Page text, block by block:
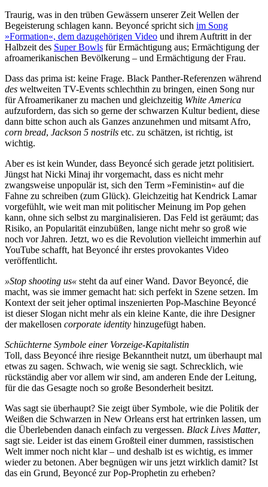
Traurig, was in den trüben Gewässern unserer Zeit Wellen der
Begeisterung schlagen kann. Beyoncé spricht sich im Song
»Formation«, dem dazugehörigen Video und ihrem Auftritt in der
Halbzeit des Super Bowls für Ermächtigung aus; Ermächtigung der
afroamerikanischen Bevölkerung – und Ermächtigung der Frau.
Dass das prima ist: keine Frage. Black Panther-Referenzen während
des weltweiten TV-Events schlechthin zu bringen, einen Song nur
für Afroamerikaner zu machen und gleichzeitig White America
aufzufordern, das sich so gerne der schwarzen Kultur bedient, diese
dann bitte schon auch als Ganzes anzunehmen und mitsamt Afro,
corn bread, Jackson 5 nostrils etc. zu schätzen, ist richtig, ist
wichtig.
Aber es ist kein Wunder, dass Beyoncé sich gerade jetzt politisiert.
Jüngst hat Nicki Minaj ihr vorgemacht, dass es nicht mehr
zwangsweise unpopulär ist, sich den Term »Feministin« auf die
Fahne zu schreiben (zum Glück). Gleichzeitig hat Kendrick Lamar
vorgefühlt, wie weit man mit politischer Meinung im Pop gehen
kann, ohne sich selbst zu marginalisieren. Das Feld ist geräumt; das
Risiko, an Popularität einzubüßen, lange nicht mehr so groß wie
noch vor Jahren. Jetzt, wo es die Revolution vielleicht immerhin auf
YouTube schafft, hat Beyoncé ihr erstes provokantes Video
veröffentlicht.
»Stop shooting us« steht da auf einer Wand. Davor Beyoncé, die
macht, was sie immer gemacht hat: sich perfekt in Szene setzen. Im
Kontext der seit jeher optimal inszenierten Pop-Maschine Beyoncé
ist dieser Slogan nicht mehr als ein kleine Kante, die ihre Designer
der makellosen corporate identity hinzugefügt haben.
Schüchterne Symbole einer Vorzeige-Kapitalistin
Toll, dass Beyoncé ihre riesige Bekanntheit nutzt, um überhaupt mal
etwas zu sagen. Schwach, wie wenig sie sagt. Schrecklich, wie
rückständig aber vor allem wir sind, am anderen Ende der Leitung,
für die das Gesagte noch so große Besonderheit besitzt.
Was sagt sie überhaupt? Sie zeigt über Symbole, wie die Politik der
Weißen die Schwarzen in New Orleans erst hat ertrinken lassen, um
die Überlebenden danach einfach zu vergessen. Black Lives Matter,
sagt sie. Leider ist das einem Großteil einer dummen, rassistischen
Welt immer noch nicht klar – und deshalb ist es wichtig, es immer
wieder zu betonen. Aber begnügen wir uns jetzt wirklich damit? Ist
das ein Grund, Beyoncé zur Pop-Prophetin zu erheben?